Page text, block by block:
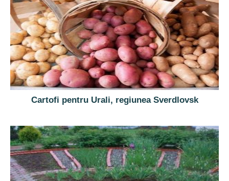
Cartofi pentru Urali, regiunea Sverdlovsk